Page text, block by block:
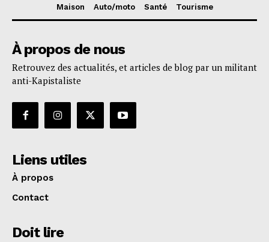
Maison
Auto/moto Santé Tourisme
À propos de nous
Retrouvez des actualités, et articles de blog par un militant
anti-Kapistaliste
Liens utiles
À propos
Contact
Doit lire